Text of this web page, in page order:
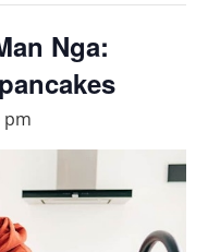
Nga:
pm